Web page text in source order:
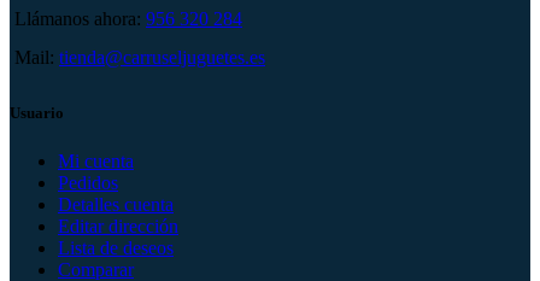
Llámanos ahora: 956 320 284
Mail: tienda@carruseljuguetes.es
Usuario
Mi cuenta
Pedidos
Detalles cuenta
Editar dirección
Lista de deseos
Comparar